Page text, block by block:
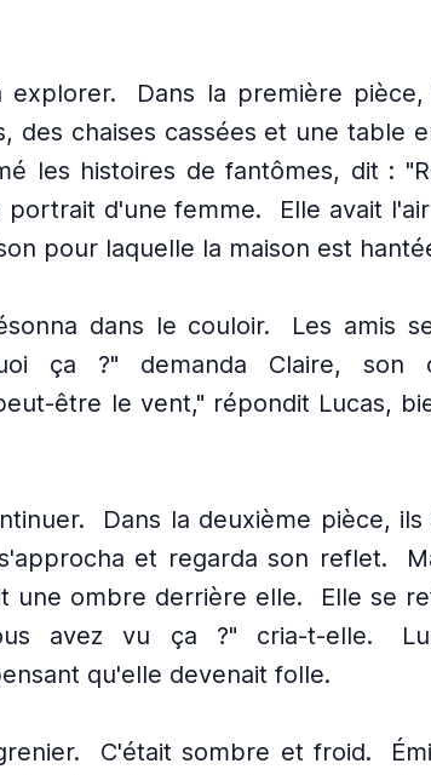
explorer.
Dans la première
des chaises cassées et une table
les histoires de fantômes, dit :
d'une femme.
Elle avait
pour laquelle la maison est
dans le couloir.
Les amis
ça ?" demanda Claire, son
être le vent," répondit Lucas,
Dans la deuxième pièce,
et regarda son reflet.
une ombre derrière elle.
Elle se
avez vu ça ?" cria-t-elle.
qu'elle devenait folle.
C'était sombre et froid.